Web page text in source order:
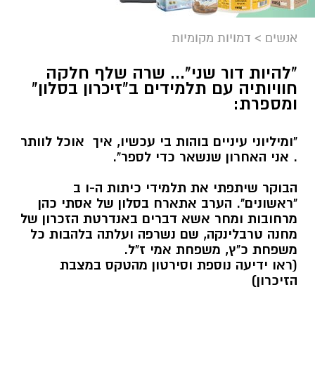
אנשים > דמויות מקומיות
"להיות דור שני"... שרה שלף חלקה
חוויותיה עם תלמידים ב"זיכרון בסלון"
ומספרת:
"ומיליוני עיניים בוהות בי עכשיו, איך אוכל לוותר
. אני האחרון שנשאר כדי לספר".
הבוקר שיתפתי את תלמידי כיתות ה-ו ב
"ראשונים". הערב אתארח בסלון של אסתי כהן
מרחובות ומחר אשא דברים באנדרטת הזכרון של
מחנה טרבלינקה, שם נשרפה ועלתה בלהבות כל
משפחת כ"ץ, משפחת אמי ז"ל.
(ראו ידיעה נוספת וסירטון מהטקס במצבת
הזיכרון)